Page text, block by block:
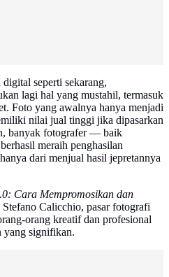
seperti sekarang,
lagi hal yang mustahil, termasuk
Foto yang awalnya hanya menjadi
nilai jual tinggi jika dipasarkan
banyak fotografer — baik
meraih penghasilan
dari menjual hasil jepretannya
Cara Mempromosikan dan
Stefano Calicchio, pasar fotografi
orang kreatif dan profesional
yang signifikan.